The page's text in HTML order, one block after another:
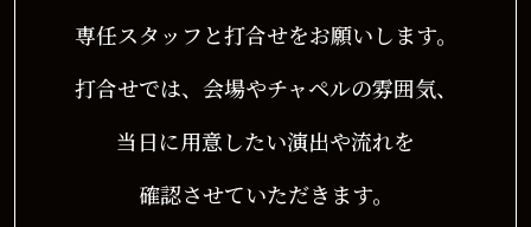
専任スタッフと打合せをお願いします。
打合せでは、会場やチャペルの雰囲気、
当日に用意したい演出や流れを
確認させていただきます。